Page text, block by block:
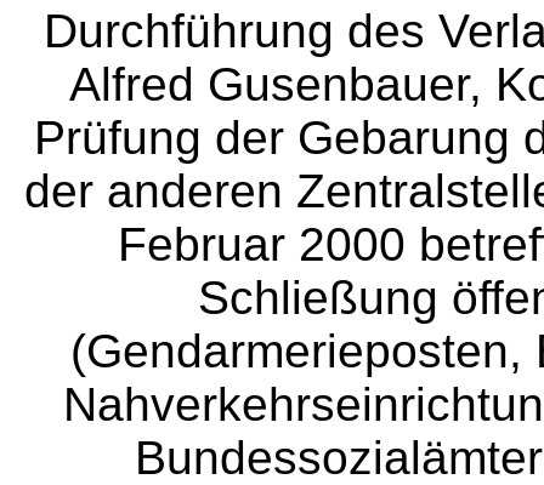
Durchführung des
Alfred Gusenbauer,
Prüfung der Gebarung
der anderen
Februar 2000
Schließung
(Gendarmerieposten,